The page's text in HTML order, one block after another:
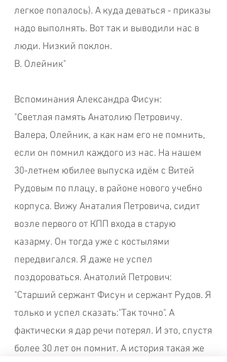
легкое попалось). А куда деваться - приказы
надо выполнять. Вот так и выводили нас в
люди. Низкий поклон.
В. Олейник"
Вспоминания Александра Фисун:
"Светлая память Анатолию Петровичу.
Валера, Олейник, а как нам его не помнить,
если он помнил каждого из нас. На нашем
30-летнем юбилее выпуска идём с Витей
Рудовым по плацу, в районе нового учебно
корпуса. Вижу Анаталия Петровича, сидит
возле первого от КПП входа в старую
казарму. Он тогда уже с костылями
передвигался. Я даже не успел
поздороваться. Анатолий Петрович:
"Старший сержант Фисун и сержант Рудов. Я
только и успел сказать:"Так точно". А
фактически я дар речи потерял. И это, спустя
более 30 лет он помнит. А история такая же